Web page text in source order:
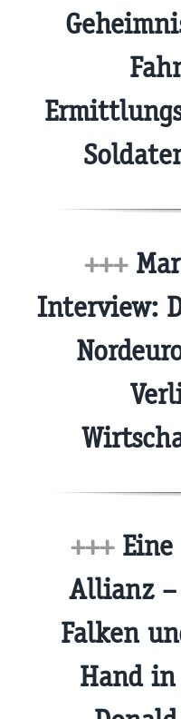
+++
Interview:
+++Eine
Allianz –
Falken
Hand